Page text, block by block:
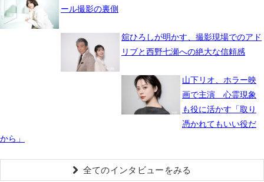
ール撮影の裏側
舘ひろしが明かす、撮影現場でのアド
リブと西野七瀬への絶大な信頼感
山下リオ、ホラー映
画で主演 心霊現象
も役に活かす「取り
憑かれてもいい役だ
から」
全てのインタビューをみる